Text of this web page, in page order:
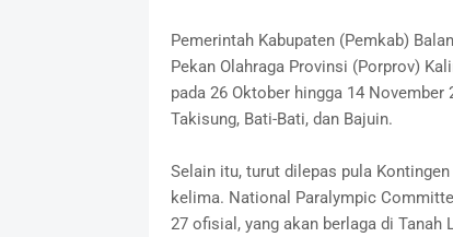
Pemerintah Kabupaten (Pemkab)
Pekan Olahraga Provinsi (Porprov)
pada 26 Oktober hingga 14
Takisung, Bati-Bati, dan Bajuin.
Selain itu, turut dilepas pula
kelima. National Paralympic
27 ofisial, yang akan berlaga di Tanah